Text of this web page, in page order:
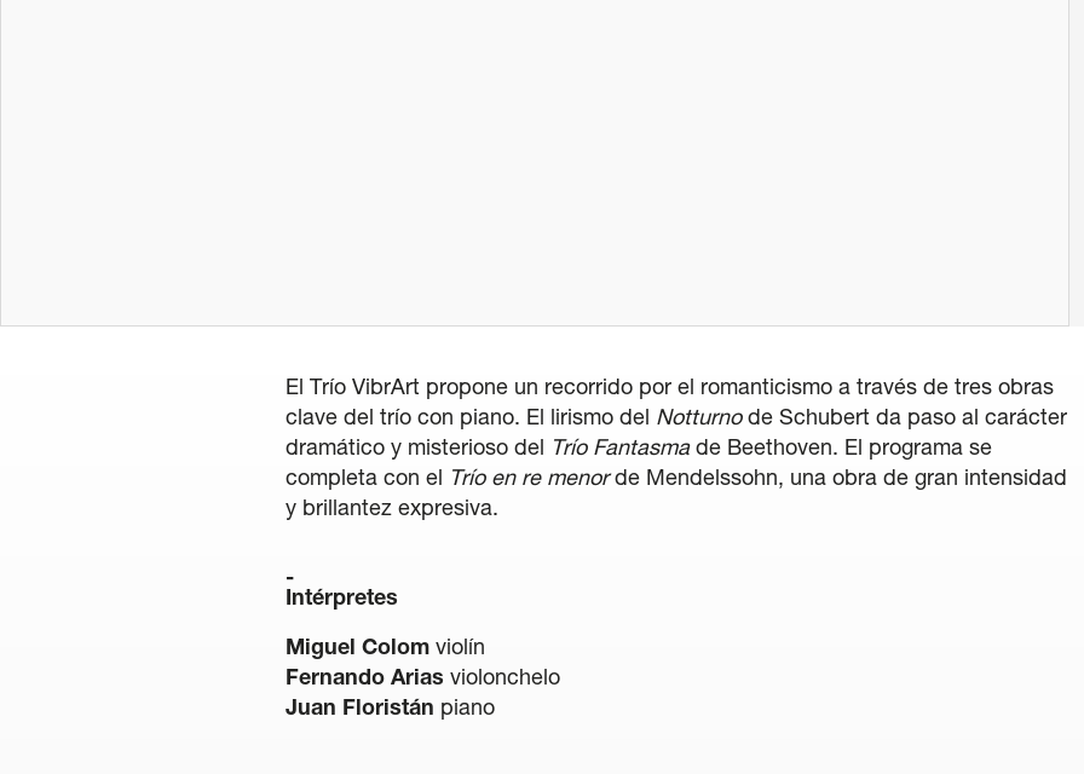
generales de compra de entradas / Canal de denuncias
El Trío VibrArt propone un recorrido por el romanticismo a través de tres obras
clave del trío con piano. El lirismo del Notturnode Schubert da paso al carácter
dramático y misterioso del Trío Fantasmade Beethoven. El programa se
completa con el Trío en re menorde Mendelssohn, una obra de gran intensidad
y brillantez expresiva.
Intérpretes
Miguel Colom violín
Fernando Arias violonchelo
Juan Floristán piano